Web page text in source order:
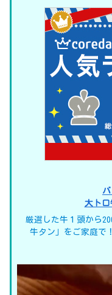
大トロ
厳選した牛１頭から
牛タン」をご家庭で